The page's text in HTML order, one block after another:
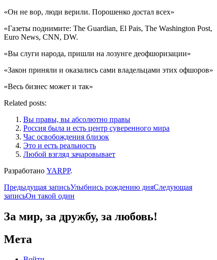
«Он не вор, люди верили. Порошенко достал всех»
«Газеты поднимите: The Guardian, El Pais, The Washington Post,
Euro News, CNN, DW.
«Вы слуги народа, пришли на лозунге деофшоризации»
«Закон приняли и оказались сами владельцами этих офшоров»
«Весь бизнес может и так»
Related posts:
Вы правы, вы абсолютно правы
Россия была и есть центр суверенного мира
Час освобождения близок
Это и есть реальность
Любой взгляд зачаровывает
Разработано YARPP.
Навигация
по
записям
Предыдущая записьУлыбнись рождению дняСледующая
записьОн такой один
За мир, за дружбу, за любовь!
Мета